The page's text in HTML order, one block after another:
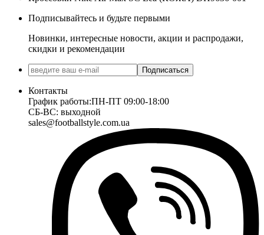
Подписывайтесь и будьте первыми
Новинки, интересные новости, акции и распродажи,
скидки и рекомендации
Подписаться
Контакты
График работы:ПН-ПТ 09:00-18:00
СБ-ВС: выходной
sales@footballstyle.com.ua